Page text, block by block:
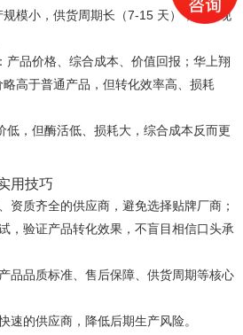
模小，供货周期长（7-15 天），易出现
产品价格、综合成本、价值回报；华上翔
高于普通产品，但转化效率高、损耗
低，但酶活低、损耗大，综合成本反而更
用技巧
资质齐全的供应商，避免选择贴牌厂商；
，验证产品转化效果，不盲目相信口头承
品品质标准、售后保障、供货周期等核心
速的供应商，降低后期生产风险。